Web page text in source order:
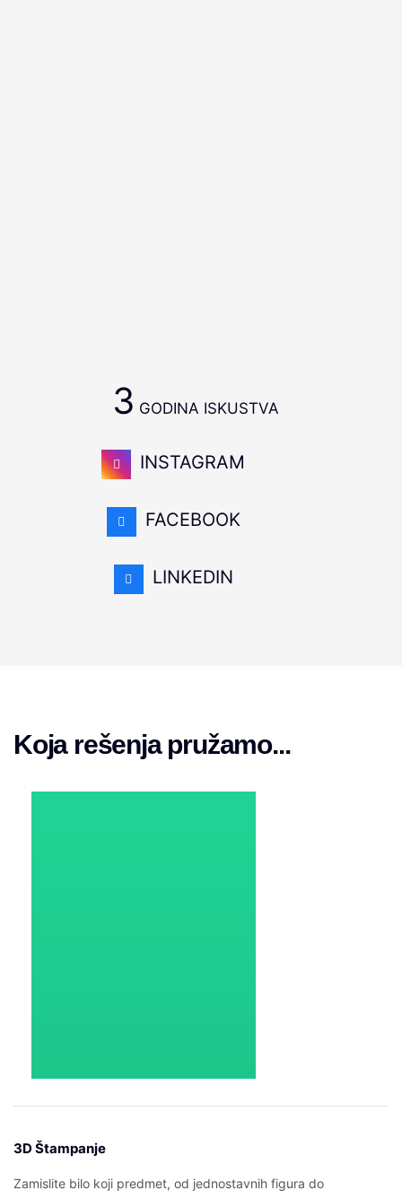
3 GODINA ISKUSTVA
INSTAGRAM
FACEBOOK
LINKEDIN
Koja rešenja pružamo...
3D Štampanje
Zamislite bilo koji predmet, od jednostavnih figura do